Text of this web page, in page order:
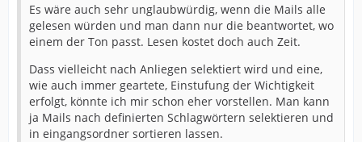
Es wäre auch sehr unglaubwürdig, wenn die Mails alle
gelesen würden und man dann nur die beantwortet, wo
einem der Ton passt. Lesen kostet doch auch Zeit.
Dass vielleicht nach Anliegen selektiert wird und eine,
wie auch immer geartete, Einstufung der Wichtigkeit
erfolgt, könnte ich mir schon eher vorstellen. Man kann
ja Mails nach definierten Schlagwörtern selektieren und
in eingangsordner sortieren lassen.